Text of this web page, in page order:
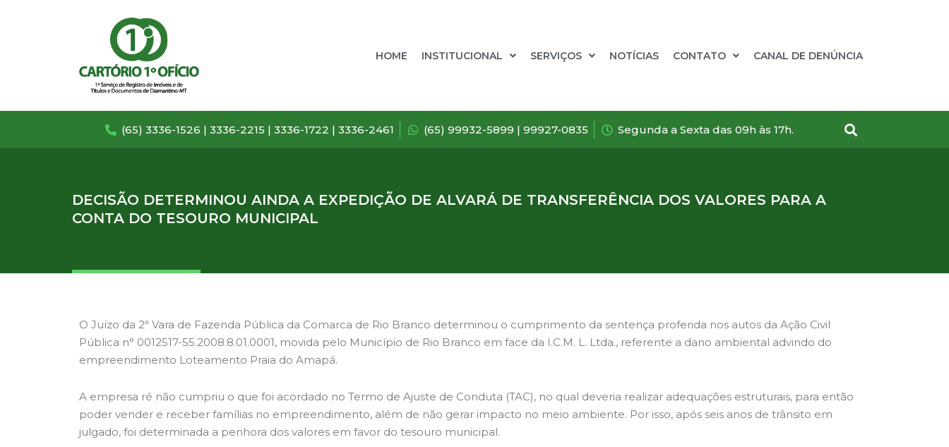
HOME INSTITUCIONAL SERVIÇOS NOTÍCIAS CONTATO CANAL DE DENÚNCIA
(65) 3336-1526 | 3336-2215 | 3336-1722 | 3336-2461 (65) 99932-5899 | 99927-0835 Segunda a Sexta das 09h às 17h.
DECISÃO DETERMINOU AINDA A EXPEDIÇÃO DE ALVARÁ DE TRANSFERÊNCIA DOS VALORES PARA A
CONTA DO TESOURO MUNICIPAL
O Juízo da 2ª Vara de Fazenda Pública da Comarca de Rio Branco determinou o cumprimento da sentença proferida nos autos da Ação Civil
Pública n° 0012517-55.2008.8.01.0001, movida pelo Município de Rio Branco em face da I.C.M. L. Ltda., referente a dano ambiental advindo do
empreendimento Loteamento Praia do Amapá.
A empresa ré não cumpriu o que foi acordado no Termo de Ajuste de Conduta (TAC), no qual deveria realizar adequações estruturais, para então
poder vender e receber famílias no empreendimento, além de não gerar impacto no meio ambiente. Por isso, após seis anos de trânsito em
julgado, foi determinada a penhora dos valores em favor do tesouro municipal.